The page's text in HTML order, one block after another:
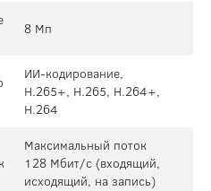
8 Мп
ИИ-кодирование,
H.265+, H.265, H.264+,
H.264
Максимальный поток
128 Мбит/с (входящий,
исходящий, на запись)